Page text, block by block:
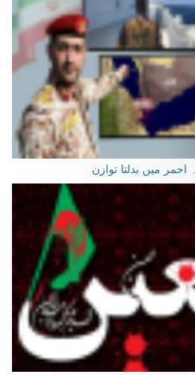
احمر میں بدلتا توازن